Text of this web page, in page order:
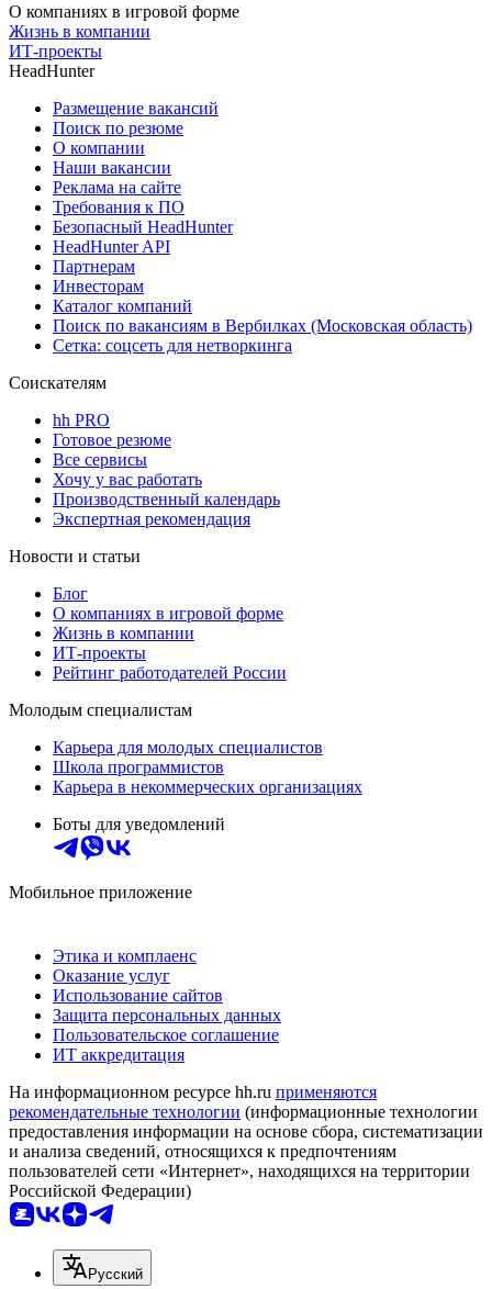
О компаниях в игровой форме
Жизнь в компании
ИТ-проекты
HeadHunter
Размещение вакансий
Поиск по резюме
О компании
Наши вакансии
Реклама на сайте
Требования к ПО
Безопасный HeadHunter
HeadHunter API
Партнерам
Инвесторам
Каталог компаний
Поиск по вакансиям в Вербилках (Московская область)
Сетка: соцсеть для нетворкинга
Соискателям
hh PRO
Готовое резюме
Все сервисы
Хочу у вас работать
Производственный календарь
Экспертная рекомендация
Новости и статьи
Блог
О компаниях в игровой форме
Жизнь в компании
ИТ-проекты
Рейтинг работодателей России
Молодым специалистам
Карьера для молодых специалистов
Школа программистов
Карьера в некоммерческих организациях
Боты для уведомлений
Мобильное приложение
Этика и комплаенс
Оказание услуг
Использование сайтов
Защита персональных данных
Пользовательское соглашение
ИТ аккредитация
На информационном ресурсе hh.ru применяются
рекомендательные технологии (информационные технологии
предоставления информации на основе сбора, систематизации
и анализа сведений, относящихся к предпочтениям
пользователей сети «Интернет», находящихся на территории
Российской Федерации)
Русский